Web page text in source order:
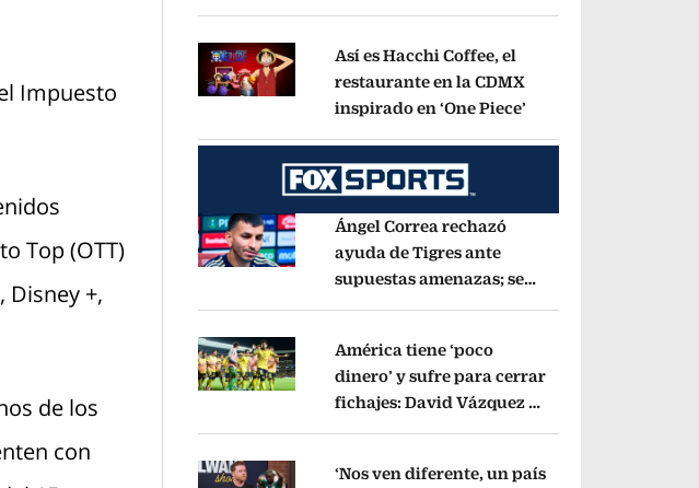
Impuesto
Top (OTT)
Disney +,
de los
con
Opens in new window
Así es Hacchi Coffee, el
restaurante en la CDMX
inspirado en ‘One Piece’
Opens in new window
Ángel Correa rechazó
ayuda de Tigres ante
supuestas amenazas; se
Opens in new window
América tiene ‘poco
dinero’ y sufre para cerrar
fichajes: David Vázquez se
‘Nos ven diferente, un país